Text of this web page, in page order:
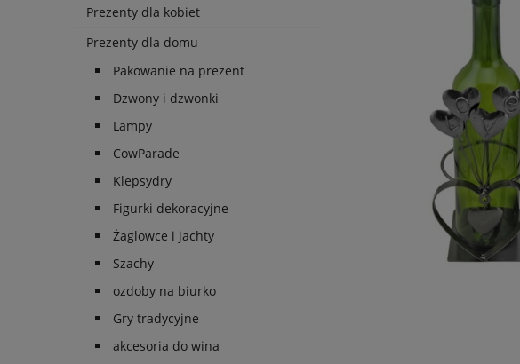
Prezenty dla kobiet
Prezenty dla domu
Pakowanie na prezent
Dzwony i dzwonki
Lampy
CowParade
Klepsydry
Figurki dekoracyjne
Żaglowce i jachty
Szachy
ozdoby na biurko
Gry tradycyjne
akcesoria do wina